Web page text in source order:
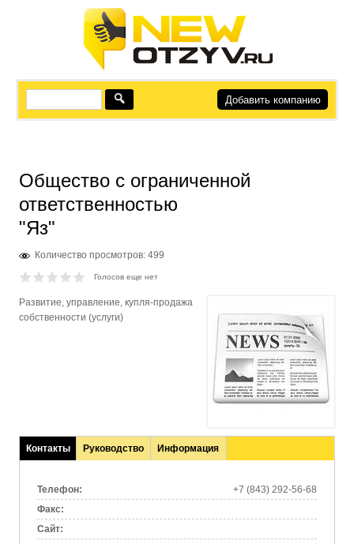
Добавить компанию
Общество с ограниченной
ответственностью
"Яз"
Количество просмотров: 499
Голосов еще нет
Развитие, управление, купля-продажа
собственности (услуги)
Контакты
(активная
Руководство Информация
Телефон:
+7 (843) 292-56-68
Факс:
Сайт: